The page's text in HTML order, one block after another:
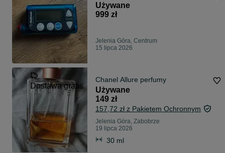
Używane
999 zł
Jelenia Góra, Centrum
15 lipca 2026
Dostawa gratis
Chanel Allure perfumy
Używane
149 zł
157,72 zł z Pakietem Ochronnym
Jelenia Góra, Zabobrze
19 lipca 2026
30 ml